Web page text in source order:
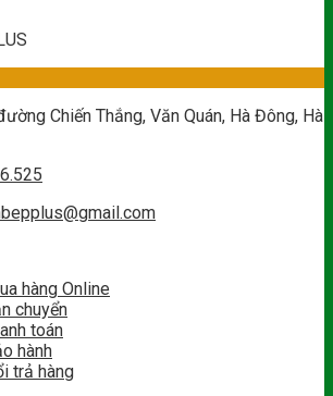
Chiến Thắng, Văn Quán, Hà Đông, Hà
hàng Online
chuyển
toán
hành
trả hàng